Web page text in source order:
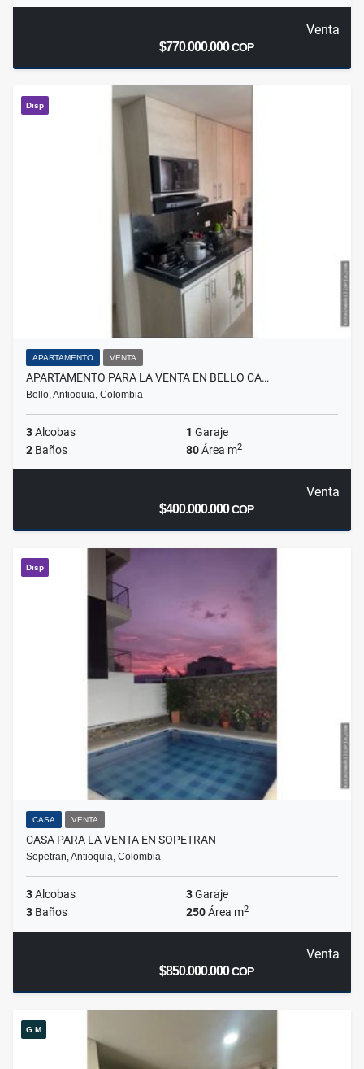
Venta
$770.000.000COP
Disp
APARTAMENTO VENTA
APARTAMENTO PARA LA VENTA EN BELLO CA…
Bello, Antioquia, Colombia
3Alcobas 1 Garaje
2 Baños 80Área m2
Venta
$400.000.000COP
Disp
CASA VENTA
CASA PARA LA VENTA EN SOPETRAN
Sopetran, Antioquia, Colombia
3Alcobas 3Garaje
3 Baños 250Área m2
Venta
$850.000.000COP
G.M